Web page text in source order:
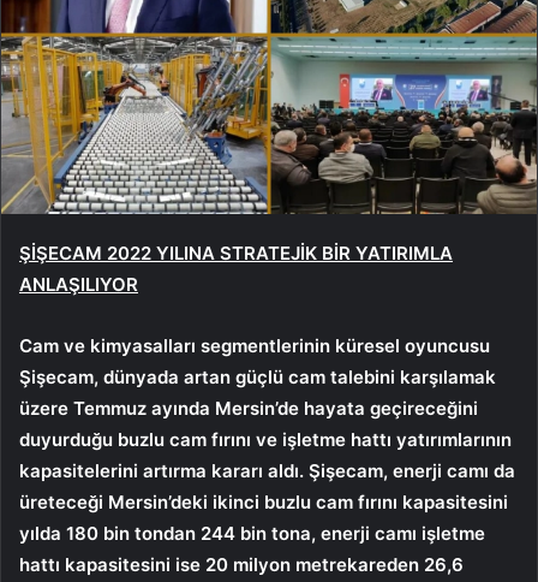
ŞİŞECAM 2022 YILINA STRATEJİK BİR YATIRIMLA
ANLAŞILIYOR
Cam ve kimyasalları segmentlerinin küresel oyuncusu
Şişecam, dünyada artan güçlü cam talebini karşılamak
üzere Temmuz ayında Mersin’de hayata geçireceğini
duyurduğu buzlu cam fırını ve işletme hattı yatırımlarının
kapasitelerini artırma kararı aldı. Şişecam, enerji camı da
üreteceği Mersin’deki ikinci buzlu cam fırını kapasitesini
yılda 180 bin tondan 244 bin tona, enerji camı işletme
hattı kapasitesini ise 20 milyon metrekareden 26,6